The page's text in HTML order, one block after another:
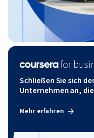
Schließen Sie sich
Unternehmen an,
Mehr erfahren